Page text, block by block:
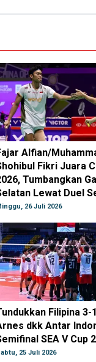
Alfian/
Fikri Juara
Tumbangkan
Lewat Duel
26 Juli 2026
Filipina 3-
dkk Antar
SEA V Cup
25 Juli 2026